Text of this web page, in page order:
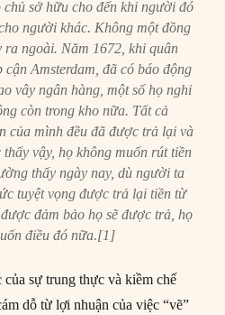
sở hữu cho đến khi người đó
người khác. Không một đồng
ra ngoài. Năm 1672, khi quân
Amsterdam, đã có báo động
vây ngân hàng, một số họ nghi
còn trong kho nữa. Tất cả
của mình đều đã được trả lại và
vậy, họ không muốn rút tiền
thấy ngày nay, dù người ta
tuyệt vọng được trả lại tiền từ
đảm bảo họ sẽ được trả, họ
điều đó nữa.[1]
của sự trung thực và kiềm chế
dỗ từ lợi nhuận của việc “vẽ”